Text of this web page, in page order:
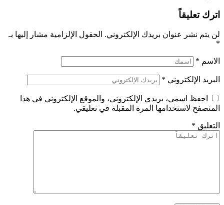
اترك تعليقاً
لن يتم نشر عنوان بريدك الإلكتروني. الحقول الإلزامية مشار إليها بـ
*
الاسم *
البريد الإلكتروني *
احفظ اسمي، بريدي الإلكتروني، والموقع الإلكتروني في هذا
المتصفح لاستخدامها المرة المقبلة في تعليقي.
التعليق *